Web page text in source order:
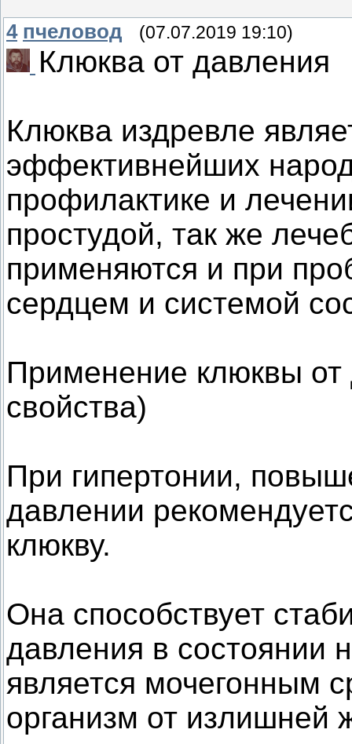
4 пчеловод (07.07.2019 19:10)
Клюква от давления
Клюква издревле
эффективнейших
профилактике и
простудой, так же
применяются и при
сердцем и системой
Применение клюквы
свойства)
При гипертонии,
давлении
клюкву.
Она способствует
давления в состоянии
является мочегонным
организм от излишней